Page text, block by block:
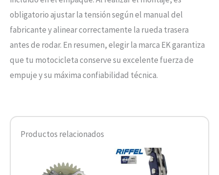
obligatorio ajustar la tensión según el manual del
fabricante y alinear correctamente la rueda trasera
antes de rodar. En resumen, elegir la marca EK garantiza
que tu motocicleta conserve su excelente fuerza de
empuje y su máxima confiabilidad técnica.
Productos relacionados